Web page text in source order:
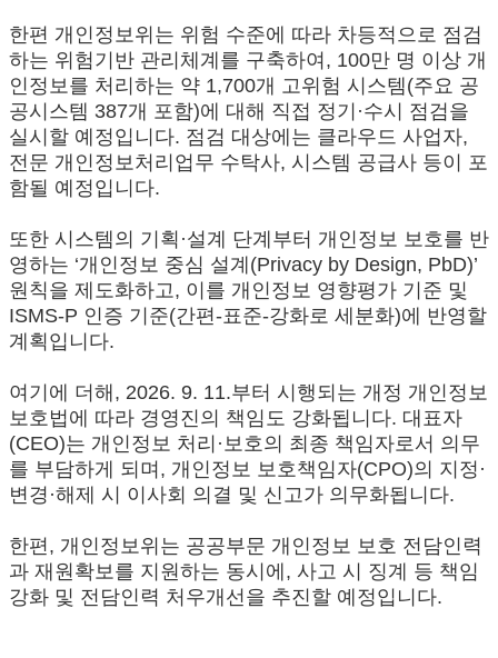
한편 개인정보위는 위험 수준에 따라 차등적으로 점검
하는 위험기반 관리체계를 구축하여, 100만 명 이상 개
인정보를 처리하는 약 1,700개 고위험 시스템(주요 공
공시스템 387개 포함)에 대해 직접 정기·수시 점검을
실시할 예정입니다. 점검 대상에는 클라우드 사업자,
전문 개인정보처리업무 수탁사, 시스템 공급사 등이 포
함될 예정입니다.
또한 시스템의 기획·설계 단계부터 개인정보 보호를 반
영하는 ‘개인정보 중심 설계(Privacy by Design, PbD)’
원칙을 제도화하고, 이를 개인정보 영향평가 기준 및
ISMS-P 인증 기준(간편-표준-강화로 세분화)에 반영할
계획입니다.
여기에 더해, 2026. 9. 11.부터 시행되는 개정 개인정보
보호법에 따라 경영진의 책임도 강화됩니다. 대표자
(CEO)는 개인정보 처리·보호의 최종 책임자로서 의무
를 부담하게 되며, 개인정보 보호책임자(CPO)의 지정·
변경·해제 시 이사회 의결 및 신고가 의무화됩니다.
한편, 개인정보위는 공공부문 개인정보 보호 전담인력
과 재원확보를 지원하는 동시에, 사고 시 징계 등 책임
강화 및 전담인력 처우개선을 추진할 예정입니다.